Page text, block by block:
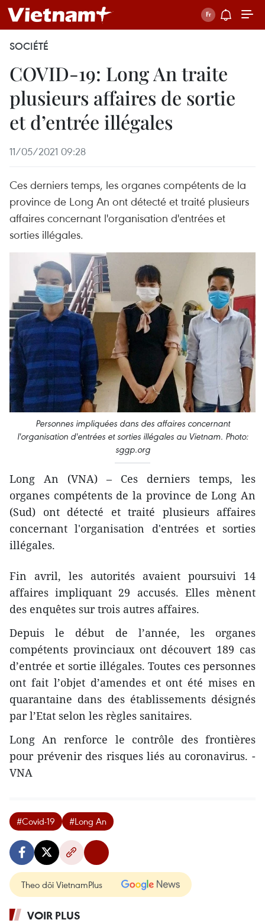
SOCIÉTÉ
COVID-19: Long An traite
plusieurs affaires de sortie
et d’entrée illégales
11/05/2021 09:28
Ces derniers temps, les organes compétents de la
province de Long An ont détecté et traité plusieurs
affaires concernant l'organisation d'entrées et
sorties illégales.
Personnes impliquées dans des affaires concernant
l'organisation d'entrées et sorties illégales au Vietnam. Photo:
sggp.org
Long An (VNA) – Ces derniers temps, les
organes compétents de la province de Long An
(Sud) ont détecté et traité plusieurs affaires
concernant l'organisation d'entrées et sorties
illégales.
Fin avril, les autorités avaient poursuivi 14
affaires impliquant 29 accusés. Elles mènent
des enquêtes sur trois autres affaires.
Depuis le début de l’année, les organes
compétents provinciaux ont découvert 189 cas
d’entrée et sortie illégales. Toutes ces personnes
ont fait l’objet d’amendes et ont été mises en
quarantaine dans des établissements désignés
par l’Etat selon les règles sanitaires.
Long An renforce le contrôle des frontières
pour prévenir des risques liés au coronavirus. -
VNA
#Covid-19 #Long An
Theo dõi VietnamPlus
VOIR PLUS